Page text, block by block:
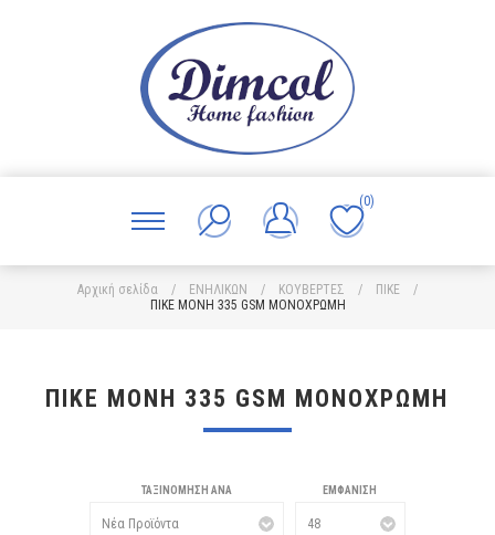
(0)
Αρχική σελίδα / ΕΝΗΛΙΚΩΝ / ΚΟΥΒΕΡΤΕΣ / ΠΙΚΕ
/
ΠΙΚΕ ΜΟΝΗ 335 GSM ΜΟΝΟΧΡΩΜΗ
ΠΙΚΕ ΜΟΝΗ 335 GSM ΜΟΝΟΧΡΩΜΗ
ΤΑΞΙΝΌΜΗΣΗ ΑΝΆ ΕΜΦΆΝΙΣΗ